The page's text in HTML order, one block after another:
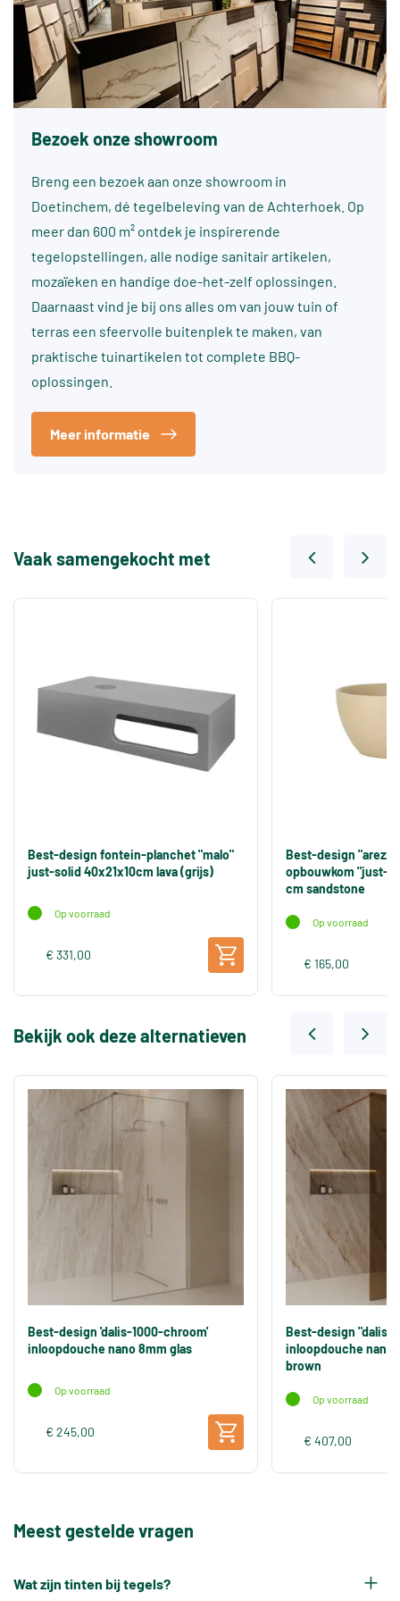
Bezoek onze showroom
Breng een bezoek aan onze showroom in
Doetinchem, dé tegelbeleving van de Achterhoek. Op
meer dan 600 m² ontdek je inspirerende
tegelopstellingen, alle nodige sanitair artikelen,
mozaïeken en handige doe-het-zelf oplossingen.
Daarnaast vind je bij ons alles om van jouw tuin of
terras een sfeervolle buitenplek te maken, van
praktische tuinartikelen tot complete BBQ-
oplossingen.
Meer informatie
Vaak samengekocht met
Best-design fontein-planchet "malo"
just-solid 40x21x10cm lava (grijs)
Op voorraad
€ 331,00
Best-design
opbouwkom "just-
cm sandstone
Op voorraad
€ 165,00
Bekijk ook deze alternatieven
Best-design 'dalis-1000-chroom'
inloopdouche nano 8mm glas
Op voorraad
€ 245,00
Best-design "dalis-
inloopdouche nano
brown
Op voorraad
€ 407,00
Meest gestelde vragen
Wat zijn tinten bij tegels?